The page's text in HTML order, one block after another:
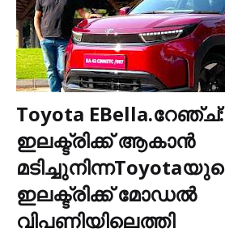
Toyota
ഇലക്ട്രിക്ക് ആകാൻ
ഇലക്ട്രിക്ക് മോഡൽ
വിപണിയിലെത്തി